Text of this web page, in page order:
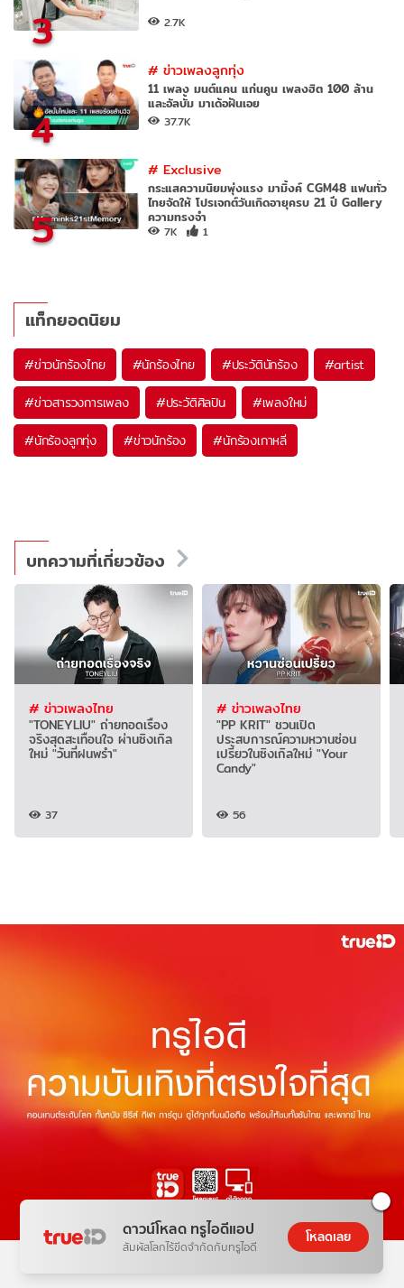
3 2.7K
4
#ข่าวเพลงลูกทุ่ง
11 เพลง มนต์แคน แก่นคูน เพลงฮิต 100 ล้าน
และอัลบั้ม มาเด้อฝันเอย
37.7K
5
#Exclusive
กระแสความนิยมพุ่งแรง มามิ้งค์ CGM48 แฟนทั่ว
ไทยจัดให้ โปรเจกต์วันเกิดอายุครบ 21 ปี Gallery
ความทรงจำ
7K 1
แท็กยอดนิยม
#ข่าวนักร้องไทย #นักร้องไทย #ประวัตินักร้อง #artist
#ข่าวสารวงการเพลง #ประวัติศิลปิน #เพลงใหม่
#นักร้องลูกทุ่ง #ข่าวนักร้อง #นักร้องเกาหลี
บทความที่เกี่ยวข้อง
# ข่าวเพลงไทย
"TONEYLIU" ถ่ายทอดเรื่อง
จริงสุดสะเทือนใจ ผ่านซิงเกิล
ใหม่ "วันที่ฝนพรำ"
37
# ข่าวเพลงไทย
"PP KRIT" ชวนเปิด
ประสบการณ์ความหวานซ่อน
เปรี้ยวในซิงเกิลใหม่ "Your
Candy"
56
ดาวน์โหลด ทรูไอดีแอป
สัมผัสโลกไร้ขีดจำกัดกับทรูไอดี
โหลดเลย